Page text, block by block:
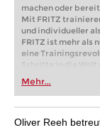
machen oder
Mit FRITZ
und individueller
FRITZ ist mehr als
eine
Schritte in die Welt
oder bereits auf
FRITZ trainieren
individueller als je
Mehr...
Oliver Reeh